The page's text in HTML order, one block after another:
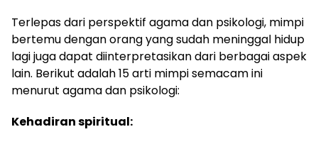
Terlepas dari perspektif agama dan psikologi, mimpi
bertemu dengan orang yang sudah meninggal hidup
lagi juga dapat diinterpretasikan dari berbagai aspek
lain. Berikut adalah 15 arti mimpi semacam ini
menurut agama dan psikologi:
Kehadiran spiritual: